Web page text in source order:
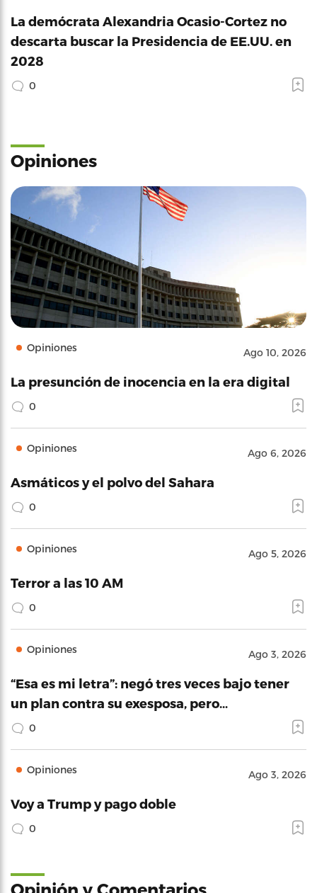
La demócrata Alexandria Ocasio-Cortez no
descarta buscar la Presidencia de EE.UU. en
2028
0
Opiniones
Opiniones Ago 10, 2026
La presunción de inocencia en la era digital
0
Opiniones Ago 6, 2026
Asmáticos y el polvo del Sahara
0
Opiniones Ago 5, 2026
Terror a las 10 AM
0
Opiniones Ago 3, 2026
“Esa es mi letra”: negó tres veces bajo tener
un plan contra su exesposa, pero…
0
Opiniones Ago 3, 2026
Voy a Trump y pago doble
0
Opinión y Comentarios